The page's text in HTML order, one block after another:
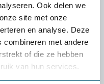
Ook delen we
site met onze
en analyse. Deze
combineren met andere
of die ze hebben
van hun services.